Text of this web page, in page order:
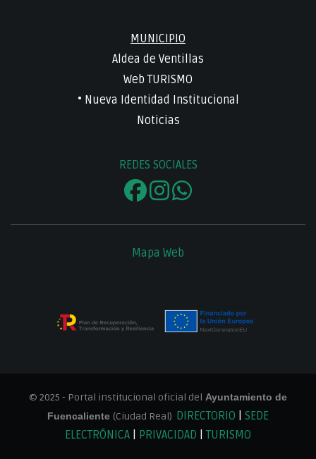
MUNICIPIO
Aldea de Ventillas
Web TURISMO
• Nueva Identidad Institucional
Noticias
REDES SOCIALES
Mapa Web
© 2025 - Portal institucional oficial del Ayuntamiento de
Fuencaliente (Ciudad Real) DIRECTORIO
SEDE
ELECTRÓNICA
PRIVACIDAD |TURISMO